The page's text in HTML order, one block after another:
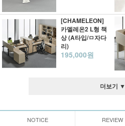
[CHAMELEON]
카멜레온2 L형 책
상 (A타입/ㅁ자다
리)
195,000원
더보기 ▼
NOTICE REVIEW